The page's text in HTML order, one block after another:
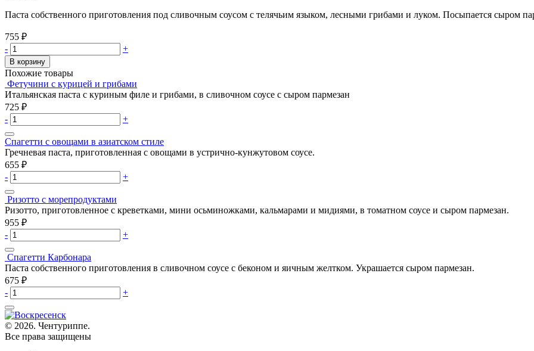
Паста собственного приготовления под сливочным соусом с телячьим языком, лесными грибами и луком. Посыпается сыром
755 ₽
-
+
В корзину
Похожие товары
Фетучини с курицей и грибами
Итальянская паста с куриным филе и грибами, в сливочном соусе с сыром пармезан
725 ₽
-
+
Спагетти с овощами в азиатском стиле
Гречневая паста, приготовленная с овощами в устрично-кунжутовом соусе.
655 ₽
-
+
Ризотто с морепродуктами
Ризотто, приготовленное с креветками, мини осьминожками, кальмарами и мидиями, в томатном соусе и сыром пармезан.
955 ₽
-
+
Спагетти Карбонара
Паста собственного приготовления в сливочном соусе с беконом и яичным желтком. Украшается сыром пармезан.
675 ₽
-
+
© 2026. Чентуриппе.
Все права защищены